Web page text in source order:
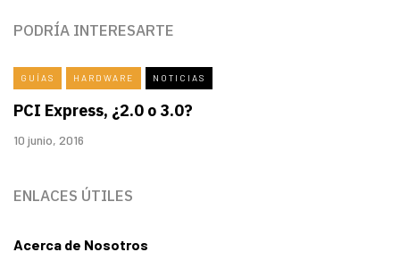
PODRÍA INTERESARTE
GUÍAS HARDWARE NOTICIAS
PCI Express, ¿2.0 o 3.0?
10 junio, 2016
ENLACES ÚTILES
Acerca de Nosotros